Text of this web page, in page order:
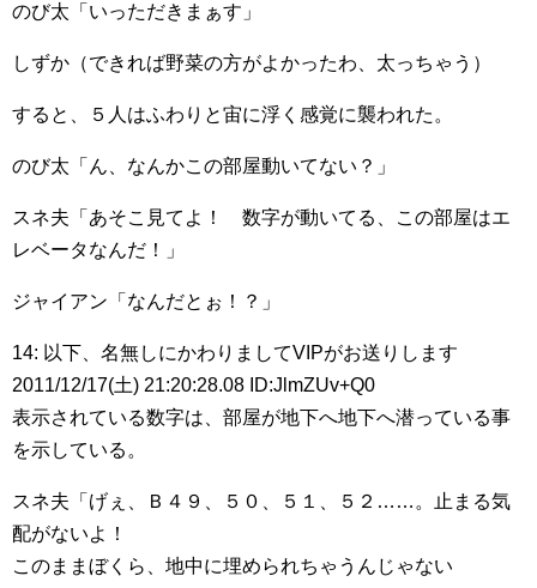
のび太「いっただきまぁす」
しずか（できれば野菜の方がよかったわ、太っちゃう）
すると、５人はふわりと宙に浮く感覚に襲われた。
のび太「ん、なんかこの部屋動いてない？」
スネ夫「あそこ見てよ！ 数字が動いてる、この部屋はエ
レベータなんだ！」
ジャイアン「なんだとぉ！？」
14: 以下、名無しにかわりましてVIPがお送りします
2011/12/17(土) 21:20:28.08 ID:JlmZUv+Q0
表示されている数字は、部屋が地下へ地下へ潜っている事
を示している。
スネ夫「げぇ、Ｂ４９、５０、５１、５２……。止まる気
配がないよ！
このままぼくら、地中に埋められちゃうんじゃない